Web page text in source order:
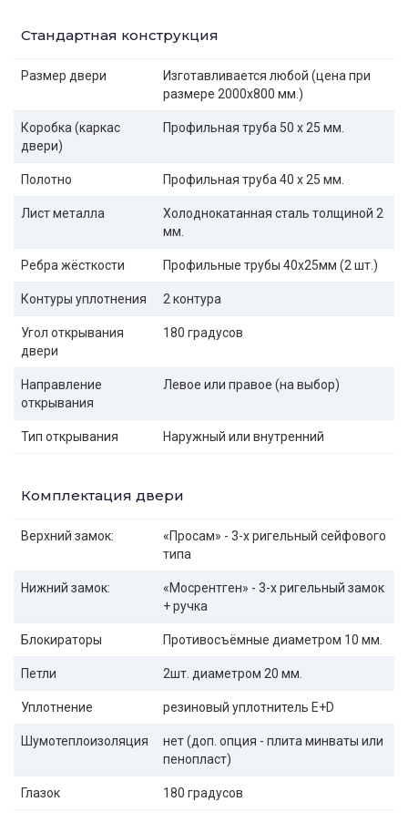
Стандартная конструкция
Размер двери
Изготавливается любой (цена при
размере 2000x800 мм.)
Коробка (каркас
двери)
Профильная труба 50 х 25 мм.
Полотно Профильная труба 40 х 25 мм.
Лист металла
Холоднокатанная сталь толщиной 2
мм.
Ребра жёсткости Профильные трубы 40х25мм (2 шт.)
Контуры уплотнения 2 контура
Угол открывания
двери
180 градусов
Направление
открывания
Левое или правое (на выбор)
Тип открывания Наружный или внутренний
Комплектация двери
Верхний замок:
«Просам» - 3-х ригельный сейфового
типа
Нижний замок:
«Мосрентген» - 3-х ригельный замок
+ ручка
Блокираторы Противосъёмные диаметром 10 мм.
Петли 2шт. диаметром 20 мм.
Уплотнение резиновый уплотнитель E+D
Шумотеплоизоляция
нет (доп. опция - плита минваты или
пенопласт)
Глазок 180 градусов